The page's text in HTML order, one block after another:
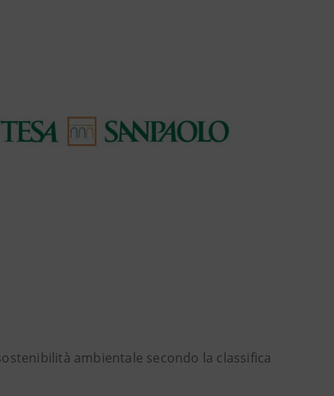
ambientale secondo la classifica